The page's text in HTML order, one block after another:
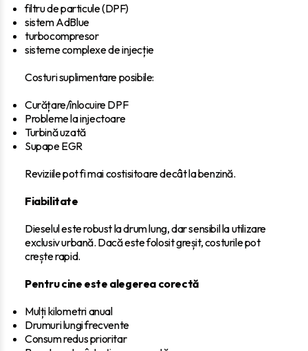
filtru de particule (DPF)
sistem AdBlue
turbocompresor
sisteme complexe de injecție
Costuri suplimentare posibile:
Curățare/înlocuire DPF
Probleme la injectoare
Turbină uzată
Supape EGR
Reviziile pot fi mai costisitoare decât la benzină.
Fiabilitate
Dieselul este robust la drum lung, dar sensibil la utilizare
exclusiv urbană. Dacă este folosit greșit, costurile pot
crește rapid.
Pentru cine este alegerea corectă
Mulți kilometri anual
Drumuri lungi frecvente
Consum redus prioritar